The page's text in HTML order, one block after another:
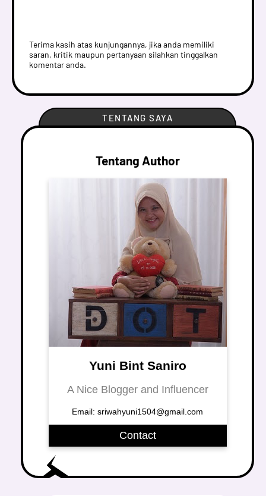
Terima kasih atas kunjungannya, jika anda memiliki
saran, kritik maupun pertanyaan silahkan tinggalkan
komentar anda.
TENTANG SAYA
Tentang Author
Yuni Bint Saniro
A Nice Blogger and Influencer
Email: sriwahyuni1504@gmail.com
Contact